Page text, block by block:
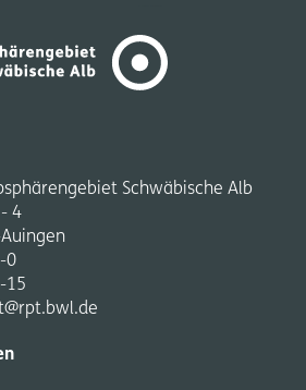
Schwäbische Alb
4
0
15